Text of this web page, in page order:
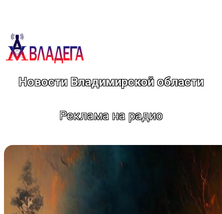
Новости Владимирской области
Реклама на радио